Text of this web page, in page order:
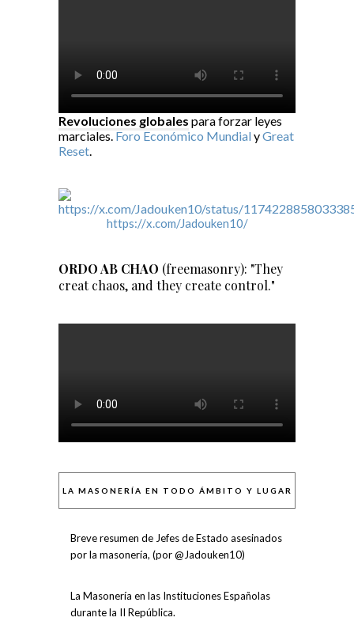
Revoluciones globales para forzar leyes
marciales. Foro Económico MundialyGreat
Reset.
https://x.com/Jadouken10/
ORDO AB CHAO (freemasonry): "They
creat chaos, and they create control."
LA MASONERÍA EN TODO ÁMBITO Y LUGAR
Breve resumen de Jefes de Estado asesinados
por la masonería, (por @Jadouken10)
La Masonería en las Instituciones Españolas
durante la II República.